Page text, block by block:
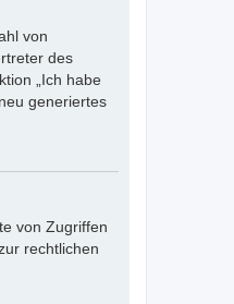
von
des
„Ich habe
generiertes
von Zugriffen
rechtlichen